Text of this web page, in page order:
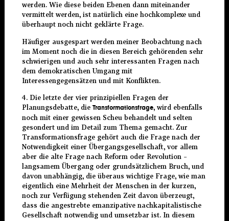
werden. Wie diese beiden Ebenen dann miteinander
vermittelt werden, ist natürlich eine hochkomplexe und
überhaupt noch nicht geklärte Frage.
Häufiger ausgespart werden meiner Beobachtung nach
im Moment noch die in diesen Bereich gehörenden sehr
schwierigen und auch sehr interessanten Fragen nach
dem demokratischen Umgang mit
Interessengegensätzen und mit Konflikten.
4. Die letzte der vier prinzipiellen Fragen der
Planungsdebatte, dieTransformationsfrage, wird ebenfalls
noch mit einer gewissen Scheu behandelt und selten
gesondert und im Detail zum Thema gemacht. Zur
Transformationsfrage gehört auch die Frage nach der
Notwendigkeit einer Übergangsgesellschaft, vor allem
aber die alte Frage nach Reform oder Revolution –
langsamem Übergang oder grundsätzlichem Bruch, und
davon unabhängig, die überaus wichtige Frage, wie man
eigentlich eine Mehrheit der Menschen in der kurzen,
noch zur Verfügung stehenden Zeit davon überzeugt,
dass die angestrebte emanzipative nachkapitalistische
Gesellschaft notwendig und umsetzbar ist. In diesem